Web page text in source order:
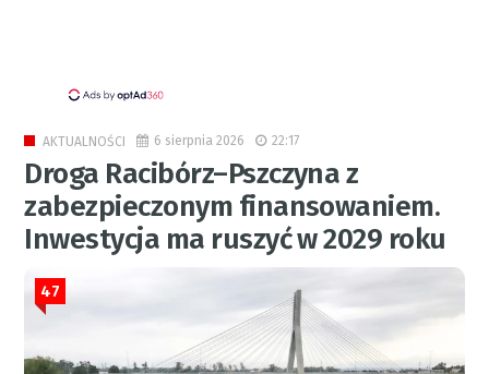
AKTUALNOŚCI 6 sierpnia 2026 22:17
Droga Racibórz–Pszczyna z
zabezpieczonym finansowaniem.
Inwestycja ma ruszyć w 2029 roku
47